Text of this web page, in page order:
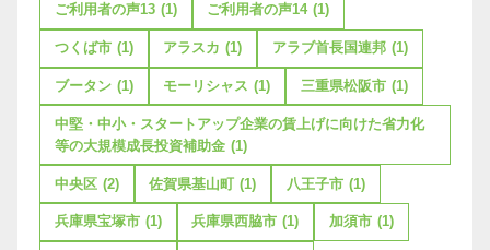
ご利用者の声13 (1) ご利用者の声14 (1)
つくば市 (1) アラスカ (1) アラブ首長国連邦 (1)
ブータン (1) モーリシャス (1) 三重県松阪市 (1)
中堅・中小・スタートアップ企業の賃上げに向けた省力化
等の大規模成長投資補助金 (1)
中央区 (2) 佐賀県基山町 (1) 八王子市 (1)
兵庫県宝塚市 (1) 兵庫県西脇市 (1) 加須市 (1)